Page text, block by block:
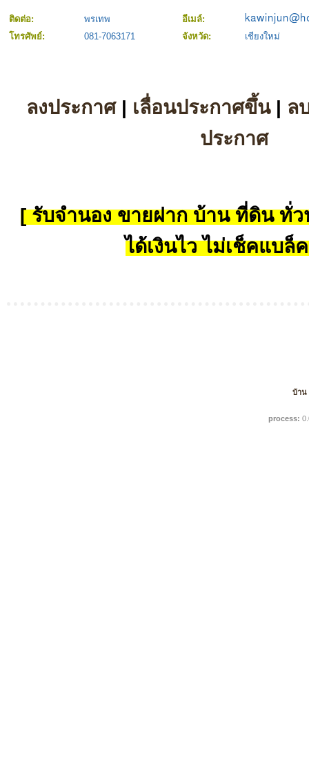
ติดต่อ: พรเทพ
อีเมล์:
โทรศัพย์:
081-7063171 จังหวัด: เชียงใหม่
ลงประกาศ| เลื่อนประกาศขึ้น| ล
ประกาศ
[ รับจำนอง ขายฝาก บ้าน ที่ดิน ทั่ว
ได้เงินไว ไม่เช็คแบล็
บ้าน
process: